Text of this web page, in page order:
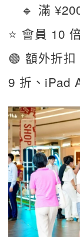
🔹 滿
⭐ 會員 10
🟢 額外折
9 折、iPad